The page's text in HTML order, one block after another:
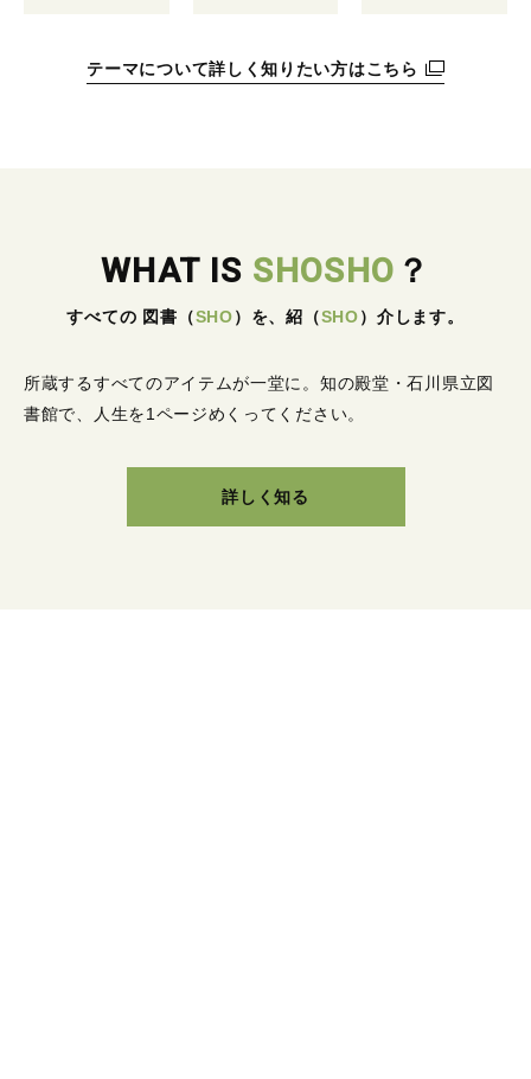
テーマについて詳しく知りたい方はこちら
WHAT IS SHOSHO ？
すべての 図書 （SHO） を、紹 （SHO） 介します。
所蔵するすべてのアイテムが一堂に。 知の殿堂・石川県立図
書館で、人生を1ページめくってください。
詳しく知る